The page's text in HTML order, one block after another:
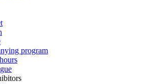
program